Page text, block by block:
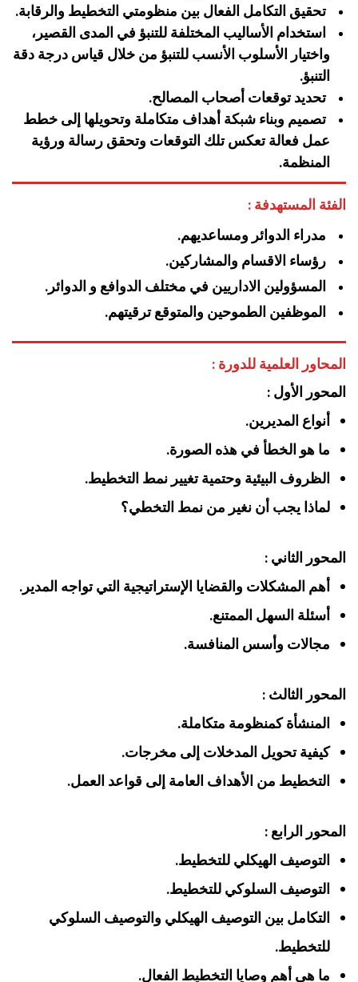
تحقيق التكامل الفعال بين منظومتي التخطيط والرقابة.
استخدام الأساليب المختلفة للتنبؤ في المدى القصير،
واختيار الأسلوب الأنسب للتنبؤ من خلال قياس درجة دقة
التنبؤ.
تحديد توقعات أصحاب المصالح.
تصميم وبناء شبكة أهداف متكاملة وتحويلها إلى خطط
عمل فعالة تعكس تلك التوقعات وتحقق رسالة ورؤية
المنظمة.
الفئة المستهدفة :
مدراء الدوائر ومساعديهم.
رؤساء الاقسام والمشاركين.
المسؤولين الاداريين في مختلف الدوافع و الدوائر.
الموظفين الطموحين والمتوقع ترقيتهم.
المحاور العلمية للدورة :
المحور الأول :
أنواع المديرين.
ما هو الخطأ في هذه الصورة.
الظروف البيئية وحتمية تغيير نمط التخطيط.
لماذا يجب أن نغير من نمط التخطي؟
المحور الثاني :
أهم المشكلات والقضايا الإستراتيجية التي تواجه المدير.
أسئلة السهل الممتنع.
مجالات وأسس المنافسة.
المحور الثالث :
المنشأة كمنظومة متكاملة.
كيفية تحويل المدخلات إلى مخرجات.
التخطيط من الأهداف العامة إلى قواعد العمل.
المحور الرابع :
التوصيف الهيكلي للتخطيط.
التوصيف السلوكي للتخطيط.
التكامل بين التوصيف الهيكلي والتوصيف السلوكي
للتخطيط.
ما هي أهم وصايا التخطيط الفعال.